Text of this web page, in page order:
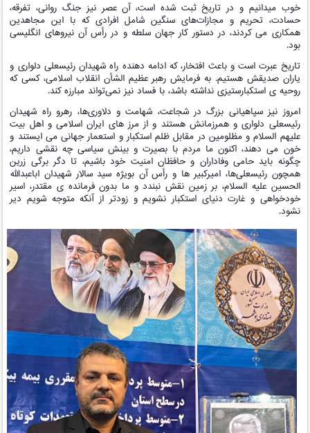
خوب میدانیم و در تاریخ ثبت شده است، آن عصر نیز جنگ روانی، تفرقه،
حسادت، تحریم و مجازات‌های سنگین شامل افرادی که با این مجاهدین
همکاری می‌ کردند، در دستور کار جهان سلطه و در رأس آن نیروهای انگلیسی
بود.
تاریخ عبرت است و باعث افتخار، که ادامه دهنده راه شهیدان رئیسعلی دلواری و
یاران صدیقش هستیم. به فرمایش رهبر عظیم‌ الشأن انقلاب اسلامی، کسی که
روحیه ی استکبارستیزی نداشته باشد، با فساد نیز نمی‌تواند مبارزه کند.
امروز نیز سپاهیانی بزرگ در شجاعت، شهامت و دلاوری‌ها، رهرو راه شهیدان
رئیسعلی دلواری و همرزمانش هستند و از مرز های ایران اسلامی و اهل بیت
علیهم السلام و مظلومین در مقابل ظلم استکبار و استعمار جهانی می ایستند و
خون می دهند، اکنون ما مردم با بصیرت و بینش سیاسی چه نقشی داریم،
چگونه باید حامی وفاداران و حافظان امنیت خود باشیم، تا دگر برگی زرین
همچون رئیسعلی‌ها، امیرکبیر ها و رأس آن بویژه سید سالار شهیدان اباعبدالله
الحسین علیه السلام، بر زمین نقش نبندد و ما بدون فرمانده ی مقتدر، اسیر
خودخواهی و غارت دنیای استکبار نشویم و زودتر از آنکه متوجه شویم دیر
نشود.